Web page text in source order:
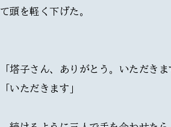
て頭を軽く下げた。
「塔子さん、ありがとう。いただきま
「いただきます」